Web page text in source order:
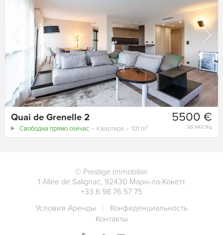
5500 €
за месяц
Quai de Grenelle 2
Свободна прямо сейчас Квартира 101 m²
© Prestige Immobilier
1 Allée de Salignac, 92430 Марн-ла-Кокетт
+33 6 98 76 57 75
Условия Аренды
Конфиденциальность
Контакты